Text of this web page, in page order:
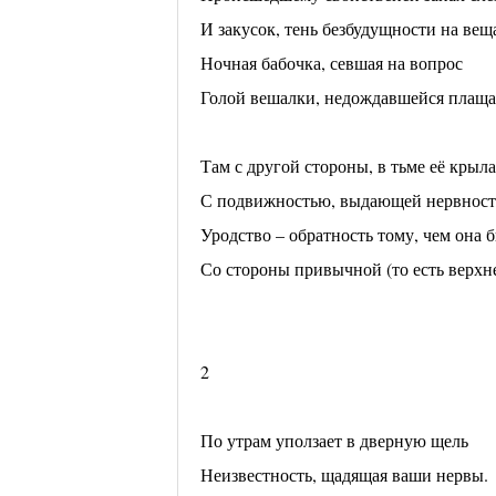
И закусок, тень безбудущности на
Ночная бабочка, севшая на вопрос
Голой вешалки, недождавшейся
Там с другой стороны, в тьме её крыла
С подвижностью, выдающей
Уродство – обратность тому, чем она
Со стороны привычной (то есть
2
По утрам уползает в дверную щель
Неизвестность, щадящая ваши нервы.